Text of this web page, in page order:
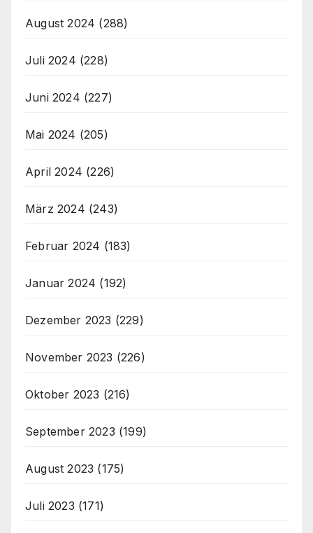
August 2024 (288)
Juli 2024 (228)
Juni 2024 (227)
Mai 2024 (205)
April 2024 (226)
März 2024 (243)
Februar 2024 (183)
Januar 2024 (192)
Dezember 2023 (229)
November 2023 (226)
Oktober 2023 (216)
September 2023 (199)
August 2023 (175)
Juli 2023 (171)